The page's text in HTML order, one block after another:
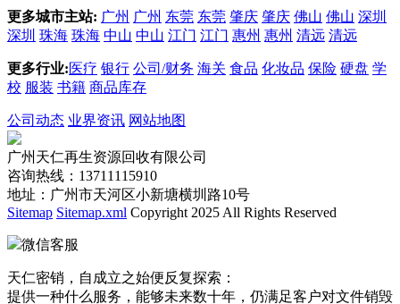
更多城市主站: 广州 广州 东莞 东莞 肇庆 肇庆 佛山 佛山 深圳
深圳 珠海 珠海 中山 中山 江门 江门 惠州 惠州 清远 清远
更多行业:医疗 银行 公司/财务 海关 食品 化妆品 保险 硬盘 学
校 服装 书籍 商品库存
公司动态 业界资讯 网站地图
广州天仁再生资源回收有限公司
咨询热线：13711115910
地址：广州市天河区小新塘横圳路10号
Sitemap Sitemap.xml Copyright 2025 All Rights Reserved
微信客服
天仁密销，自成立之始便反复探索：
提供一种什么服务，能够未来数十年，仍满足客户对文件销毁